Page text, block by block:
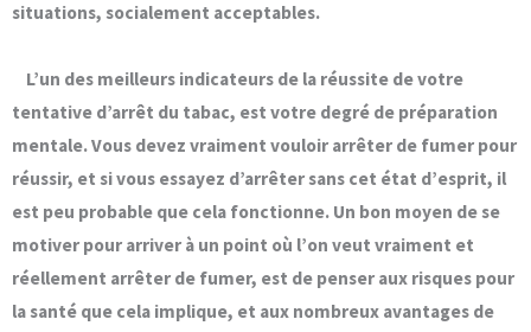
situations, socialement acceptables.
L’un des meilleurs indicateurs de la réussite de votre
tentative d’arrêt du tabac, est votre degré de préparation
mentale. Vous devez vraiment vouloir arrêter de fumer pour
réussir, et si vous essayez d’arrêter sans cet état d’esprit, il
est peu probable que cela fonctionne. Un bon moyen de se
motiver pour arriver à un point où l’on veut vraiment et
réellement arrêter de fumer, est de penser aux risques pour
la santé que cela implique, et aux nombreux avantages de